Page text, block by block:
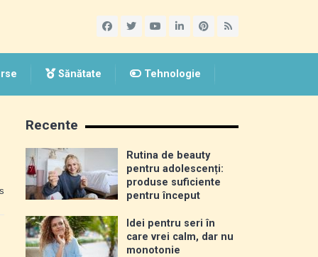
Sănătate Tehnologie
Recente
Rutina de beauty
pentru adolescenți:
produse suficiente
pentru început
Idei pentru seri în
care vrei calm, dar nu
monotonie